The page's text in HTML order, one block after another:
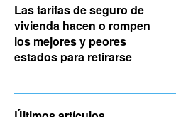
Las tarifas de seguro de
vivienda hacen o rompen
los mejores y peores
estados para retirarse